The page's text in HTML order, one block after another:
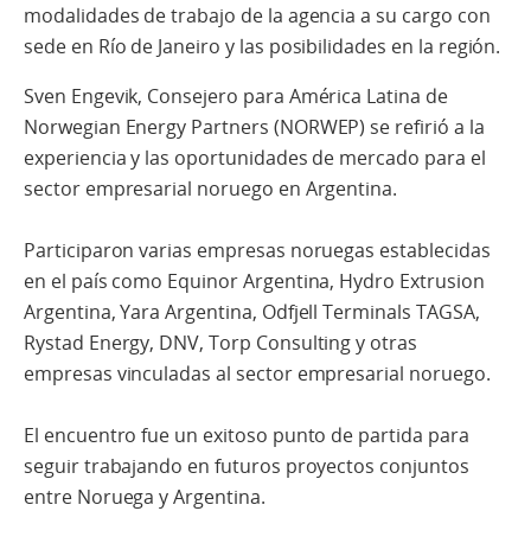
modalidades de trabajo de la agencia a su cargo con
sede en Río de Janeiro y las posibilidades en la región.
Sven Engevik, Consejero para América Latina de
Norwegian Energy Partners (NORWEP) se refirió a la
experiencia y las oportunidades de mercado para el
sector empresarial noruego en Argentina.
Participaron varias empresas noruegas establecidas
en el país como Equinor Argentina, Hydro Extrusion
Argentina, Yara Argentina, Odfjell Terminals TAGSA,
Rystad Energy, DNV, Torp Consulting y otras
empresas vinculadas al sector empresarial noruego.
El encuentro fue un exitoso punto de partida para
seguir trabajando en futuros proyectos conjuntos
entre Noruega y Argentina.